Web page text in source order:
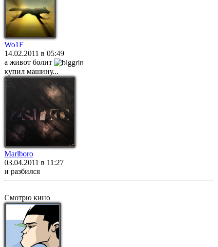
Wo1F
14.02.2011 в 05:49
а живот болит
купил машину...
Marlboro
03.04.2011 в 11:27
и разбился
Смотрю кино